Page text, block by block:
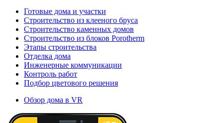
Готовые дома и участки
Строительство из клееного бруса
Строительство каменных домов
Строительство из блоков Porotherm
Этапы строительства
Отделка дома
Инженерные коммуникации
Контроль работ
Подбор цветового решения
Обзор дома в VR